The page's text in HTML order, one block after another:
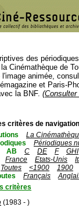
des
Cinémathèque de
l'image animée,
et Paris-
la BNF.
critères de
La
Périodiques
AB C DE F
GHI
France Etats-Unis
Toutes <1900
1900
Français
critères
(1983 - )